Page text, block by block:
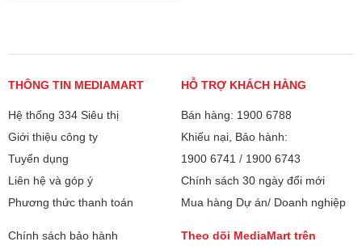
THÔNG TIN MEDIAMART
Hệ thống 334 Siêu thị
Giới thiệu công ty
Tuyển dụng
Liên hệ và góp ý
Phương thức thanh toán
HỖ TRỢ KHÁCH HÀNG
Bán hàng: 1900 6788
Khiếu nại, Bảo hành:
1900 6741 / 1900 6743
Chính sách 30 ngày đổi mới
Mua hàng Dự án/ Doanh nghiệp
Chính sách bảo hành Theo dõi MediaMart trên